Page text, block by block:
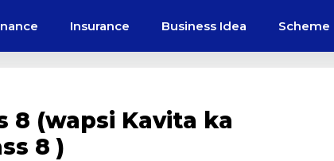
Insurance Business Idea Scheme
8 (wapsi Kavita ka
8 )